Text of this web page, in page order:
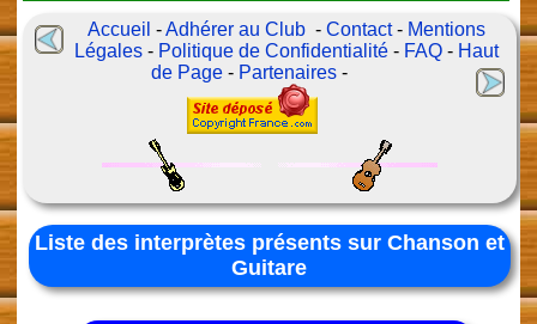
Accueil -Adhérer au Club -Contact- Mentions
Légales - Politique de Confidentialité - FAQ - Haut
de Page - Partenaires -
Liste des interprètes présents sur Chanson et
Guitare